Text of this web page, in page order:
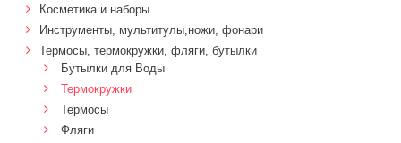
Косметика и наборы
Инструменты, мультитулы,ножи, фонари
Термосы, термокружки, фляги, бутылки
Бутылки для Воды
Термокружки
Термосы
Фляги